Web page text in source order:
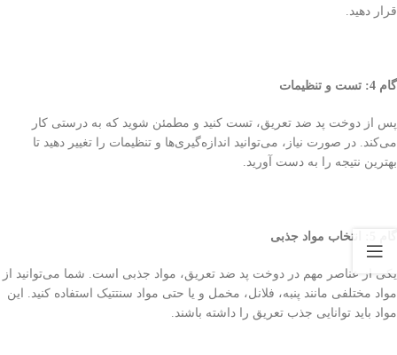
قرار دهید.
گام 4: تست و تنظیمات
پس از دوخت پد ضد تعریق، تست کنید و مطمئن شوید که به درستی کار
می‌کند. در صورت نیاز، می‌توانید اندازه‌گیری‌ها و تنظیمات را تغییر دهید تا
بهترین نتیجه را به دست آورید.
یکی از عناصر مهم در دوخت پد ضد تعریق، مواد جذبی است. شما می‌توانید از
مواد مختلفی مانند پنبه، فلانل، مخمل و یا حتی مواد سنتتیک استفاده کنید. این
مواد باید توانایی جذب تعریق را داشته باشند.